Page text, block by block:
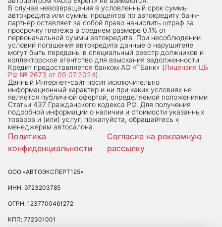
В случае невозвращения в условленный срок суммы
автокредита или суммы процентов по автокредиту банк-
партнер оставляет за собой право начислить штраф за
просрочку платежа в среднем размере 0,1% от
первоначальной суммы автокредита. При несоблюдении
условий погашения автокредита данные о нарушителе
могут быть переданы в специальный реестр должников и
коллекторское агентство для взыскания задолженности.
Кредит предоставляется банком АО «ТБанк» (Лицензия ЦБ
РФ № 2673 от 09.07.2024).
Данный Интернет-сaйт носит исключительно
информационный характер и ни при каких условиях не
является публичной офертой, определяемой положениями
Статьи 437 Гражданского кодекса РФ. Для получения
подробной информации о наличии и стоимости указанных
товаров и (или) услуг, пожалуйста, обращайтесь к
менеджерам автосалона.
Политика
конфиденциальности
Согласие на рекламную
рассылку
ООО «АВТОЭКСПЕРТ125»
ИНН: 9723203785
ОГРН: 1237700461272
КПП: 772301001